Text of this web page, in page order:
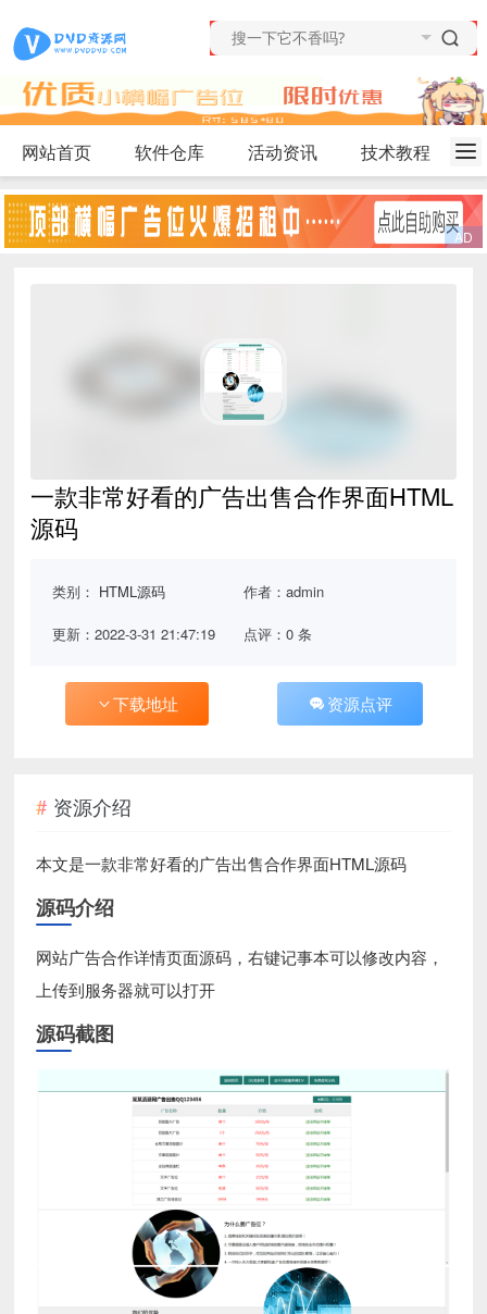
网站首页 软件仓库 活动资讯 技术教程
一款非常好看的广告出售合作界面HTML
源码
类别： HTML源码 作者：admin
更新：2022-3-31 21:47:19 点评：0 条
下载地址 资源点评
资源介绍
本文是一款非常好看的广告出售合作界面HTML源码
源码介绍
网站广告合作详情页面源码，右键记事本可以修改内容，
上传到服务器就可以打开
源码截图